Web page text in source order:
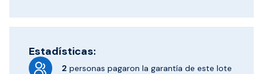
Estadísticas:
2 personas pagaron la garantía de este lote